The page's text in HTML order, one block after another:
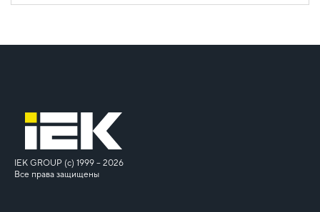
IEK GROUP (c) 1999 – 2026
Все права защищены